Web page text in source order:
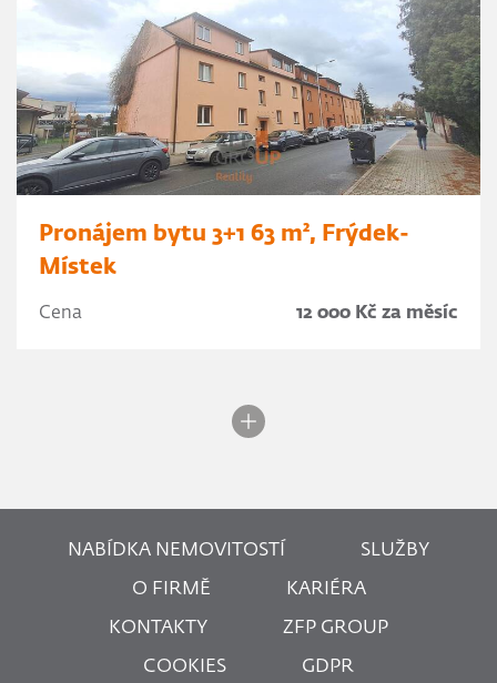
Pronájem bytu 3+1 63 m², Frýdek-
Místek
Cena 12 000 Kč za měsíc
NABÍDKA NEMOVITOSTÍ SLUŽBY
O FIRMĚ KARIÉRA
KONTAKTY ZFP GROUP
COOKIES GDPR